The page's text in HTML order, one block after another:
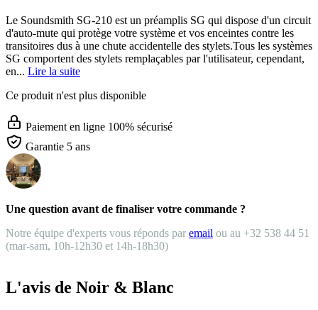
Le Soundsmith SG-210 est un préamplis SG qui dispose d'un circuit
d'auto-mute qui protège votre système et vos enceintes contre les
transitoires dus à une chute accidentelle des stylets.Tous les systèmes
SG comportent des stylets remplaçables par l'utilisateur, cependant,
en... Lire la suite
Ce produit n'est plus disponible
Paiement en ligne 100% sécurisé
Garantie 5 ans
Une question avant de finaliser votre commande ?
Notre équipe d'experts vous réponds par email ou au +32 538 44 51
(mar-sam, 10h-12h30 et 14h-18h30)
L'avis de Noir & Blanc